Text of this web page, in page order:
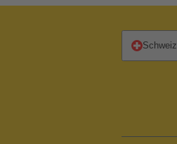
Schweiz